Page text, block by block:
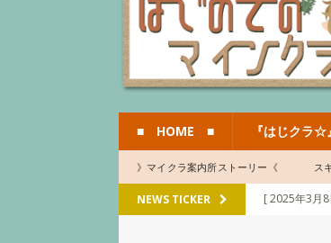
■ HOME ■ 『はじクラ☆
》マイクラ案内所ストーリー《 ス
NEWS TICKER [ 2025年3月